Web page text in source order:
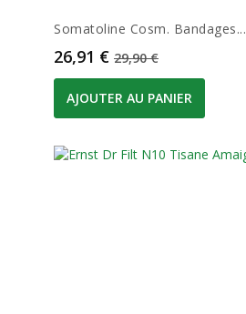
Somatoline Cosm. Bandages...
Prix
26,91 € Prix de base
29,90 €
AJOUTER AU PANIER